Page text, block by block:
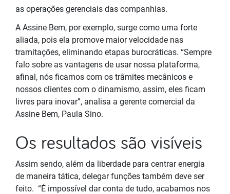
as operações gerenciais das companhias.
A Assine Bem, por exemplo, surge como uma forte
aliada, pois ela promove maior velocidade nas
tramitações, eliminando etapas burocráticas. “Sempre
falo sobre as vantagens de usar nossa plataforma,
afinal, nós ficamos com os trâmites mecânicos e
nossos clientes com o dinamismo, assim, eles ficam
livres para inovar”, analisa a gerente comercial da
Assine Bem, Paula Sino.
Os resultados são visíveis
Assim sendo, além da liberdade para centrar energia
de maneira tática, delegar funções também deve ser
feito. “É impossível dar conta de tudo, acabamos nos